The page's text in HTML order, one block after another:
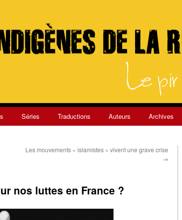
Séries Traductions Auteurs Archives
Les mouvements « islamistes » vivent une grave crise
→
nos luttes en France ?